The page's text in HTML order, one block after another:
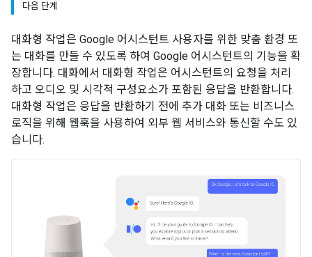
다음 단계
대화형 작업은 Google 어시스턴트 사용자를 위한 맞춤 환경 또
는 대화를 만들 수 있도록 하여 Google 어시스턴트의 기능을 확
장합니다. 대화에서 대화형 작업은 어시스턴트의 요청을 처리
하고 오디오 및 시각적 구성요소가 포함된 응답을 반환합니다.
대화형 작업은 응답을 반환하기 전에 추가 대화 또는 비즈니스
로직을 위해 웹훅을 사용하여 외부 웹 서비스와 통신할 수도 있
습니다.